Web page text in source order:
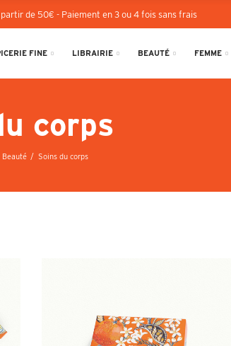
de 50€ - Paiement en 3 ou 4 fois sans frais
FINE LIBRAIRIE BEAUTÉ FEMME
corps
Beauté Soins du corps